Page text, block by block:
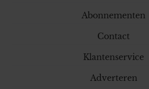
Abonnementen
Contact
Klantenservice
Adverteren